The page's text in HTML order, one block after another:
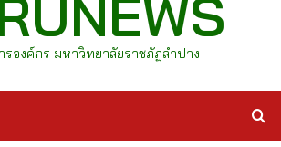
รองค์กร มหาวิทยาลัยราชภัฏลำปาง